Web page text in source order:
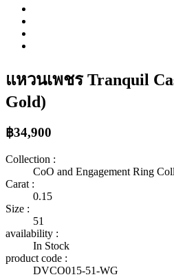
แหวนเพชร Tranquil
Gold)
฿34,900
Collection :
CoO and Engagement Ring
Carat :
0.15
Size :
51
availability :
In Stock
product code :
DVCO015-51-WG